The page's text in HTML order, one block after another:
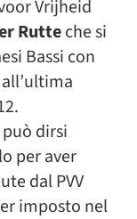
Vrijheid
Rutteche si
Bassi con
dirsi
per aver
dal PVV
imposto nel